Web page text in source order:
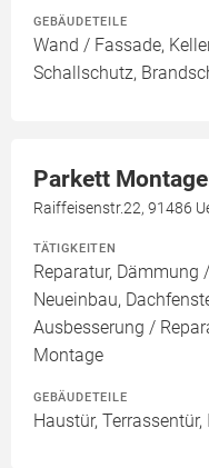
GEBÄUDETEILE
Wand / Fassade,
Schallschutz,
Parkett
Raiffeisenstr.22, 91486
TÄTIGKEITEN
Reparatur, Dämmung
Neueinbau,
Ausbesserung /
Montage
GEBÄUDETEILE
Haustür,